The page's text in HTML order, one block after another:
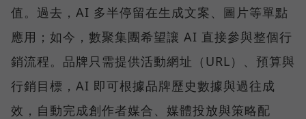
值。過去，AI 多半停留在生成文案、圖片等單點
應用；如今，數聚集團希望讓 AI 直接參與整個行
銷流程。品牌只需提供活動網址（URL）、預算與
行銷目標，AI 即可根據品牌歷史數據與過往成
效，自動完成創作者媒合、媒體投放與策略配